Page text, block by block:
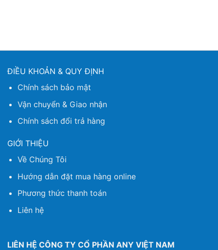
ĐIỀU KHOẢN & QUY ĐỊNH
Chính sách bảo mật
Vận chuyển & Giao nhận
Chính sách đổi trả hàng
GIỚI THIỆU
Về Chúng Tôi
Hướng dẫn đặt mua hàng online
Phương thức thanh toán
Liên hệ
LIÊN HỆ CÔNG TY CỔ PHẦN ANY VIỆT NAM